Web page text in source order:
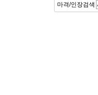
마격/인장검색